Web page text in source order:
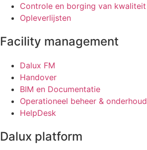
Controle en borging van kwaliteit
Opleverlijsten
Facility management
Dalux FM
Handover
BIM en Documentatie
Operationeel beheer & onderhoud
HelpDesk
Dalux platform